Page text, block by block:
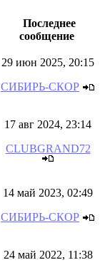
Последнее
сообщение
29 июн 2025, 20:15
СИБИРЬ-СКОР
17 авг 2024, 23:14
CLUBGRAND72
14 май 2023, 02:49
СИБИРЬ-СКОР
24 май 2022, 11:38